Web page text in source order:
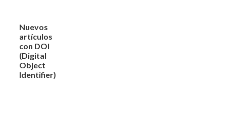
Nuevos
artículos
con DOI
(Digital
Object
Identifier)